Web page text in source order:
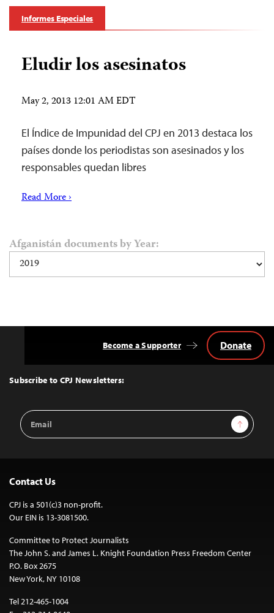
Informes Especiales
Eludir los asesinatos
May 2, 2013 12:01 AM EDT
El Índice de Impunidad del CPJ en 2013 destaca los
países donde los periodistas son asesinados y los
responsables quedan libres
Read More ›
Afganistán documents by Year:
Top
Subscribe to CPJ Newsletters:
Email
Address
Sign Up
Become a Supporter Donate
Contact Us
CPJ is a 501(c)3 non-profit.
Our EIN is 13-3081500.
Committee to Protect Journalists
The John S. and James L. Knight Foundation Press Freedom Center
P.O. Box 2675
New York, NY 10108
Tel 212-465-1004